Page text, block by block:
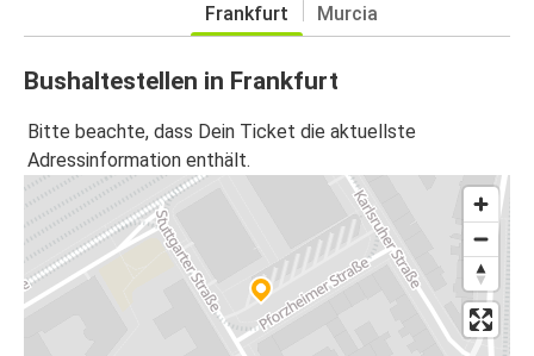
Frankfurt Murcia
Bushaltestellen in Frankfurt
Bitte beachte, dass Dein Ticket die aktuellste
Adressinformation enthält.